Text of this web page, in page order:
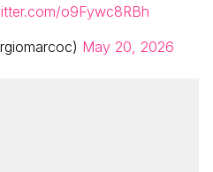
o9Fywc8RBh
May 20, 2026